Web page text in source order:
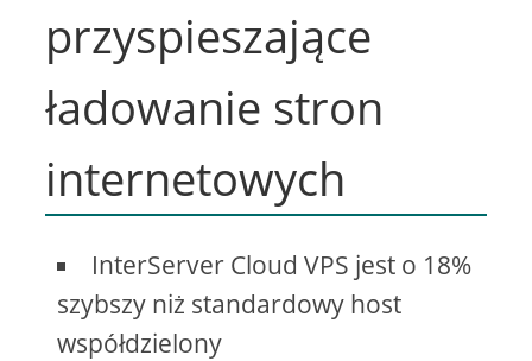
przyspieszające
ładowanie stron
internetowych
InterServer Cloud VPS jest o 18%
szybszy niż standardowy host
współdzielony